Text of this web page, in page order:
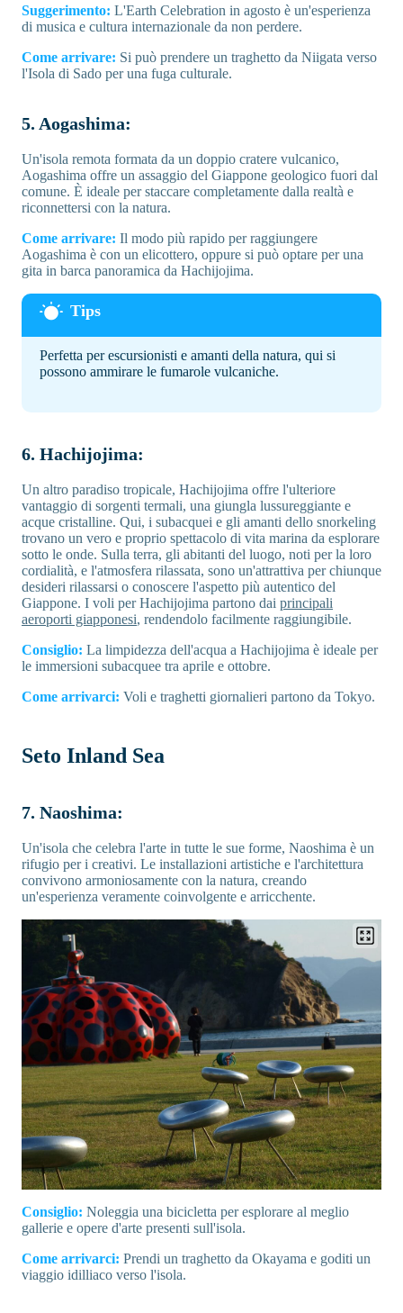
Suggerimento: L'Earth Celebration in agosto è un'esperienza
di musica e cultura internazionale da non perdere.
Come arrivare: Si può prendere un traghetto da Niigata verso
l'Isola di Sado per una fuga culturale.
5. Aogashima:
Un'isola remota formata da un doppio cratere vulcanico,
Aogashima offre un assaggio del Giappone geologico fuori dal
comune. È ideale per staccare completamente dalla realtà e
riconnettersi con la natura.
Come arrivare: Il modo più rapido per raggiungere
Aogashima è con un elicottero, oppure si può optare per una
gita in barca panoramica da Hachijojima.
Perfetta per escursionisti e amanti della natura, qui si
possono ammirare le fumarole vulcaniche.
6. Hachijojima:
Un altro paradiso tropicale, Hachijojima offre l'ulteriore
vantaggio di sorgenti termali, una giungla lussureggiante e
acque cristalline. Qui, i subacquei e gli amanti dello snorkeling
trovano un vero e proprio spettacolo di vita marina da esplorare
sotto le onde. Sulla terra, gli abitanti del luogo, noti per la loro
cordialità, e l'atmosfera rilassata, sono un'attrattiva per chiunque
desideri rilassarsi o conoscere l'aspetto più autentico del
Giappone. I voli per Hachijojima partono dai principali
aeroporti giapponesi, rendendolo facilmente raggiungibile.
Consiglio: La limpidezza dell'acqua a Hachijojima è ideale per
le immersioni subacquee tra aprile e ottobre.
Come arrivarci: Voli e traghetti giornalieri partono da Tokyo.
Seto Inland Sea
7. Naoshima:
Un'isola che celebra l'arte in tutte le sue forme, Naoshima è un
rifugio per i creativi. Le installazioni artistiche e l'architettura
convivono armoniosamente con la natura, creando
un'esperienza veramente coinvolgente e arricchente.
Consiglio: Noleggia una bicicletta per esplorare al meglio
gallerie e opere d'arte presenti sull'isola.
Come arrivarci: Prendi un traghetto da Okayama e goditi un
viaggio idilliaco verso l'isola.